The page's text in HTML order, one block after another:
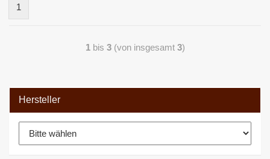
1
1bis 3(von insgesamt 3)
Hersteller